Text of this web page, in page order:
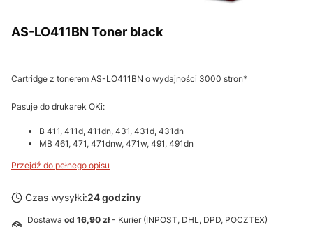
AS-LO411BN Toner black
Cartridge z tonerem AS-LO411BN o wydajności 3000 stron*
Pasuje do drukarek OKi:
B 411, 411d, 411dn, 431, 431d, 431dn
MB 461, 471, 471dnw, 471w, 491, 491dn
Przejdź do pełnego opisu
Czas wysyłki:24 godziny
Dostawa od 16,90 zł- Kurier (INPOST, DHL, DPD, POCZTEX)